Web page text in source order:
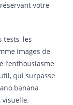
votre
tests, les
images de
l’enthousiasme
qui surpasse
banana
visuelle.